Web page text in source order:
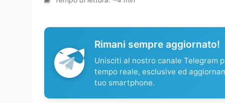
Rimani sempre aggiornato!
Unisciti al nostro canale Telegram
tempo reale, esclusive ed
tuo smartphone.